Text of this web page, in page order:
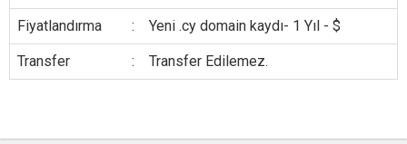
Fiyatlandırma : Yeni .cy domain kaydı- 1 Yıl - $
Transfer : Transfer Edilemez.